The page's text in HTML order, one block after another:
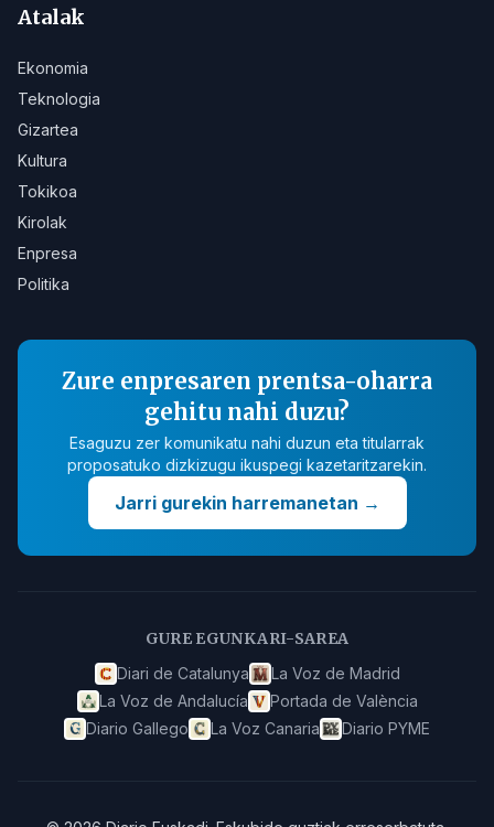
Atalak
Ekonomia
Teknologia
Gizartea
Kultura
Tokikoa
Kirolak
Enpresa
Politika
Zure enpresaren prentsa-oharra
gehitu nahi duzu?
Esaguzu zer komunikatu nahi duzun eta titularrak
proposatuko dizkizugu ikuspegi kazetaritzarekin.
Jarri gurekin harremanetan →
GURE EGUNKARI-SAREA
Diari de Catalunya
La Voz de Madrid
La Voz de Andalucía
Portada de València
Diario Gallego
La Voz Canaria Diario PYME